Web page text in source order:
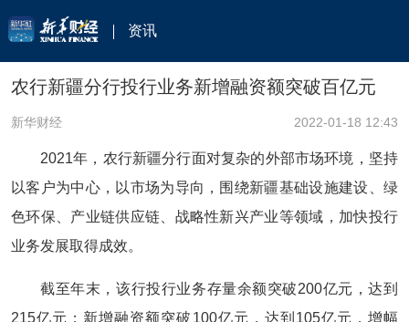
资讯
农行新疆分行投行业务新增融资额突破百亿元
新华财经 2022-01-18 12:43
2021年，农行新疆分行面对复杂的外部市场环境，坚持
以客户为中心，以市场为导向，围绕新疆基础设施建设、绿
色环保、产业链供应链、战略性新兴产业等领域，加快投行
业务发展取得成效。
截至年末，该行投行业务存量余额突破200亿元，达到
215亿元；新增融资额突破100亿元，达到105亿元，增幅